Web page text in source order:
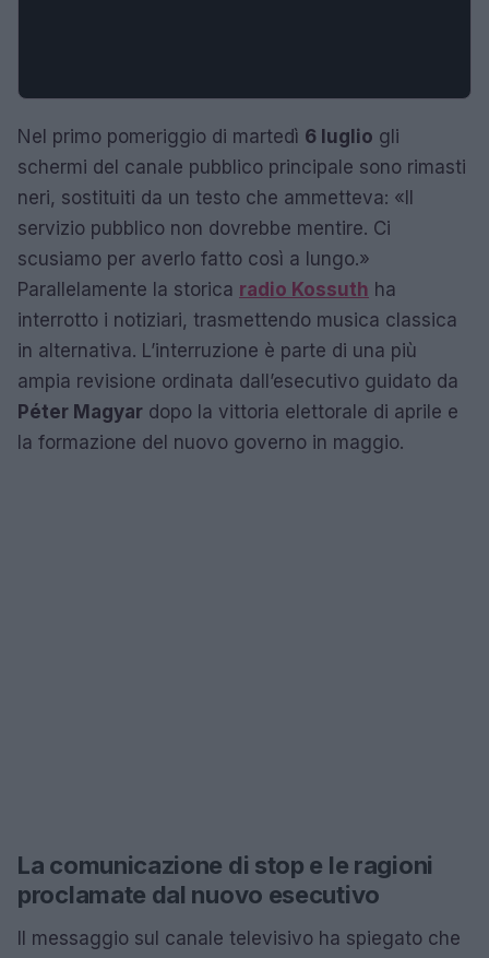
Nel primo pomeriggio di martedì 6 luglio gli
schermi del canale pubblico principale sono rimasti
neri, sostituiti da un testo che ammetteva: «Il
servizio pubblico non dovrebbe mentire. Ci
scusiamo per averlo fatto così a lungo.»
Parallelamente la storica radio Kossuth ha
interrotto i notiziari, trasmettendo musica classica
in alternativa. L’interruzione è parte di una più
ampia revisione ordinata dall’esecutivo guidato da
Péter Magyar dopo la vittoria elettorale di aprile e
la formazione del nuovo governo in maggio.
La comunicazione di stop e le ragioni
proclamate dal nuovo esecutivo
Il messaggio sul canale televisivo ha spiegato che